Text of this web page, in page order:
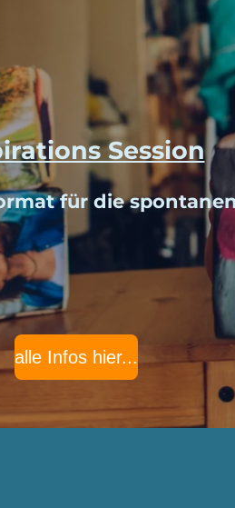
Session
für die
alle Infos hier...